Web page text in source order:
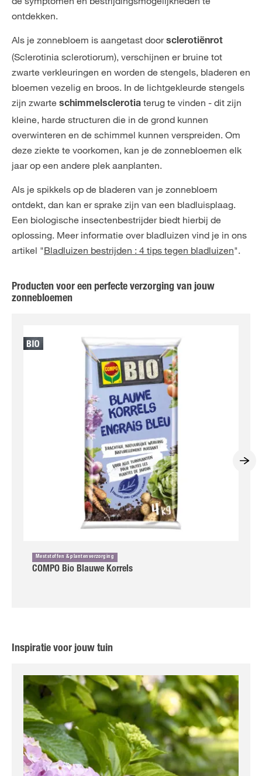
ontdekken.
Als je zonnebloem is aangetast doorsclerotiënrot
(Sclerotinia sclerotiorum), verschijnen er bruine tot
zwarte verkleuringen en worden de stengels, bladeren en
bloemen vezelig en broos. In de lichtgekleurde stengels
zijn zwarte schimmelsclerotia terug te vinden - dit zijn
kleine, harde structuren die in de grond kunnen
overwinteren en de schimmel kunnen verspreiden. Om
deze ziekte te voorkomen, kan je de zonnebloemen elk
jaar op een andere plek aanplanten.
Als je spikkels op de bladeren van je zonnebloem
ontdekt, dan kan er sprake zijn van een bladluisplaag.
Een biologische insectenbestrijder biedt hierbij de
oplossing. Meer informatie over bladluizen vind je in ons
artikel "Bladluizen bestrijden : 4 tips tegen bladluizen".
Producten voor een perfecte verzorging van jouw
zonnebloemen
Meststoffen & plantenverzorging
COMPO Bio Blauwe Korrels
Inspiratie voor jouw tuin